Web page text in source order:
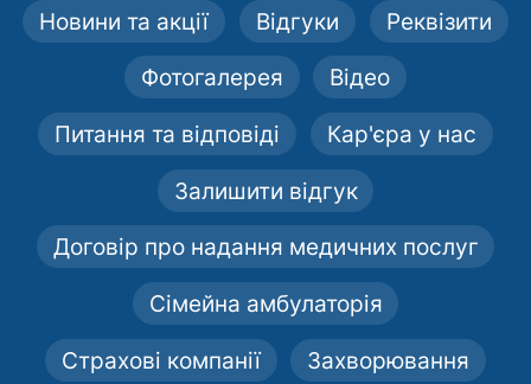
Новини та акції Відгуки Реквізити
Фотогалерея Відео
Питання та відповіді Кар'єра у нас
Залишити відгук
Договір про надання медичних послуг
Сімейна амбулаторія
Страхові компанії Захворювання